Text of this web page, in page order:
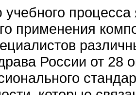
процесса
применения
России от 28